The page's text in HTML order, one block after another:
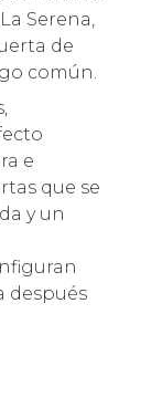
Serena,
de
común.
e
que se
y un
después